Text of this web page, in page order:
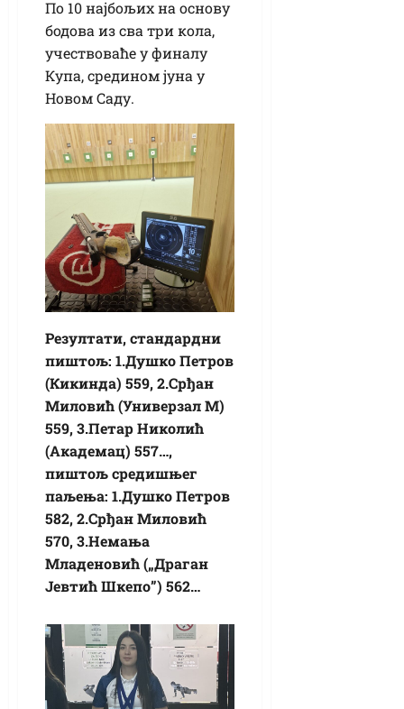
По 10 најбољих на основу
бодова из сва три кола,
учествоваће у финалу
Купа, средином јуна у
Новом Саду.
Резултати, стандардни
пиштољ: 1.Душко Петров
(Кикинда) 559, 2.Срђан
Миловић (Универзал М)
559, 3.Петар Николић
(Академац) 557…,
пиштољ средишњег
паљења: 1.Душко Петров
582, 2.Срђан Миловић
570, 3.Немања
Младеновић („Драган
Јевтић Шкепо”) 562…